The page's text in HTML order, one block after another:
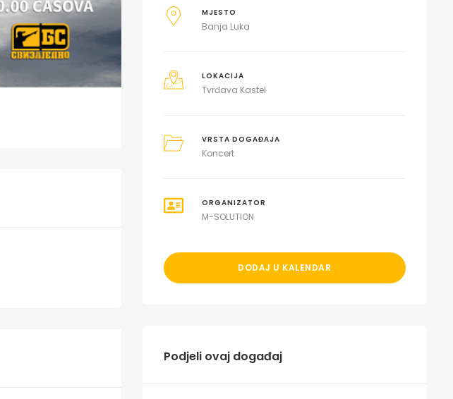
MJESTO
Banja Luka
LOKACIJA
Tvrđava Kastel
VRSTA DOGAĐAJA
Koncert
ORGANIZATOR
M-SOLUTION
DODAJ U KALENDAR
Podjeli ovaj događaj